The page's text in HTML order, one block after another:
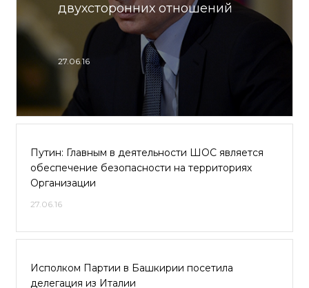
двухсторонних отношений
27.06.16
Путин: Главным в деятельности ШОС является
обеспечение безопасности на территориях
Организации
27.06.16
Исполком Партии в Башкирии посетила
делегация из Италии